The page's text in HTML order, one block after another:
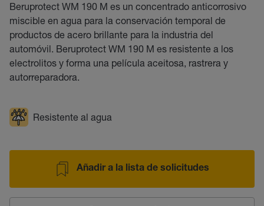
Beruprotect WM 190 M es un concentrado anticorrosivo
miscible en agua para la conservación temporal de
productos de acero brillante para la industria del
automóvil. Beruprotect WM 190 M es resistente a los
electrolitos y forma una película aceitosa, rastrera y
autorreparadora.
Resistente al agua
Añadir a la lista de solicitudes